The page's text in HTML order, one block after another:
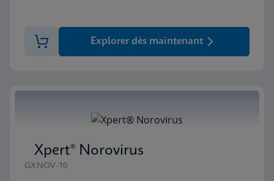
Explorer dès maintenant
Xpert® Norovirus
GXNOV-10